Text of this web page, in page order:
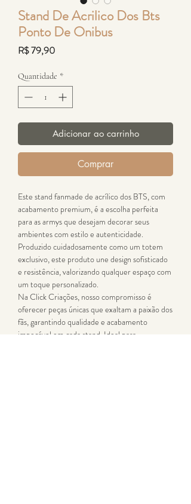
Stand De Acrilico Dos Bts
Ponto De Onibus
R$ 79,90Preço
Quantidade *
Adicionar ao carrinho
Comprar
Este stand fanmade de acrílico dos BTS, com
acabamento premium, é a escolha perfeita
para as armys que desejam decorar seus
ambientes com estilo e autenticidade.
Produzido cuidadosamente como um totem
exclusivo, este produto une design sofisticado
e resistência, valorizando qualquer espaço com
um toque personalizado.
Na Click Criações, nosso compromisso é
oferecer peças únicas que exaltam a paixão dos
fãs, garantindo qualidade e acabamento
impecável em cada stand. Ideal para